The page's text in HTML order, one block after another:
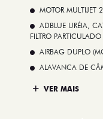
MOTOR MULTIJET
ADBLUE URÉIA,
FILTRO PARTICULADO
AIRBAG DUPLO
ALAVANCA DE
VER MAIS